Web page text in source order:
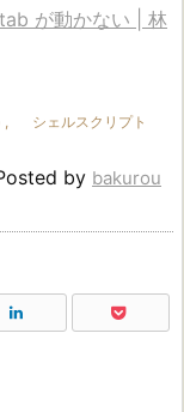
が動かない | 林
シェルスクリプト
by bakurou